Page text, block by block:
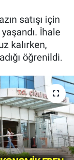
satışı için
İhale
kalırken,
öğrenildi.